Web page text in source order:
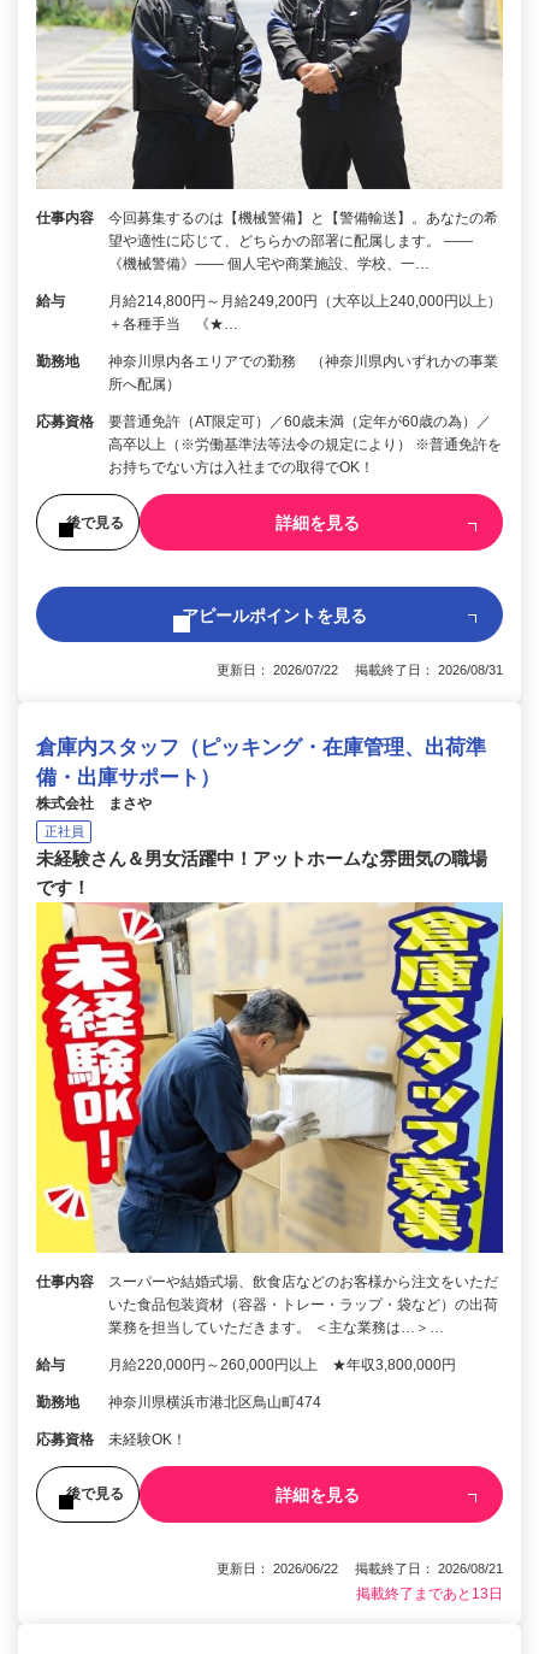
仕事内容
今回募集するのは【機械警備】と【警備輸送】。あなたの希
望や適性に応じて、どちらかの部署に配属します。 ――
《機械警備》―― 個人宅や商業施設、学校、一…
給与
月給214,800円～月給249,200円（大卒以上240,000円以上）
＋各種手当 《★…
勤務地
神奈川県内各エリアでの勤務 （神奈川県内いずれかの事業
所へ配属）
応募資格
要普通免許（AT限定可）／60歳未満（定年が60歳の為）／
高卒以上（※労働基準法等法令の規定により） ※普通免許を
お持ちでない方は入社までの取得でOK！
後で見る 詳細を見る
アピールポイントを見る
更新日： 2026/07/22 掲載終了日： 2026/08/31
倉庫内スタッフ（ピッキング・在庫管理、出荷準
備・出庫サポート）
株式会社 まさや
正社員
未経験さん＆男女活躍中！アットホームな雰囲気の職場
です！
仕事内容
スーパーや結婚式場、飲食店などのお客様から注文をいただ
いた食品包装資材（容器・トレー・ラップ・袋など）の出荷
業務を担当していただきます。 ＜主な業務は…＞…
給与 月給220,000円～260,000円以上 ★年収3,800,000円
勤務地 神奈川県横浜市港北区鳥山町474
応募資格 未経験OK！
後で見る 詳細を見る
更新日： 2026/06/22 掲載終了日： 2026/08/21
掲載終了まであと13日